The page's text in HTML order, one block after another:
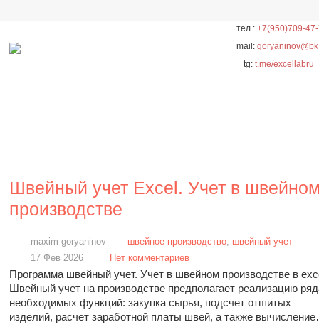
тел.:+7(950)709-
mail:
tg:t.me/excellabru
Швейный учет Excel. Учет в
производстве
maxim goryaninov швейное производство, швейный учет
17 Фев 2026
Нет комментариев
Программа швейный учет. Учет в швейном производстве в
Швейный учет на производстве предполагает реализацию
необходимых функций: закупка сырья, подсчет отшитых
изделий, расчет заработной платы швей, а также